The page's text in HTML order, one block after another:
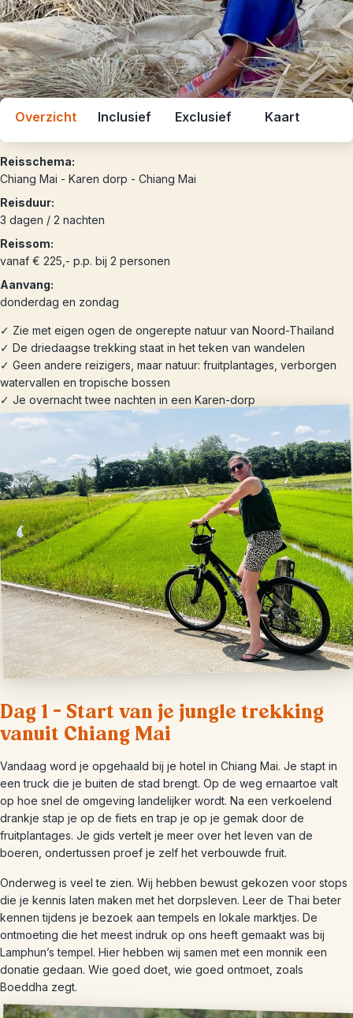
Overzicht Inclusief Exclusief Kaart
Reisschema:
Chiang Mai - Karen dorp - Chiang Mai
Reisduur:
3 dagen / 2 nachten
Reissom:
vanaf € 225,- p.p. bij 2 personen
Aanvang:
donderdag en zondag
✓ Zie met eigen ogen de ongerepte natuur van Noord-Thailand
✓ De driedaagse trekking staat in het teken van wandelen
✓ Geen andere reizigers, maar natuur: fruitplantages, verborgen
watervallen en tropische bossen
✓ Je overnacht twee nachten in een Karen-dorp
Dag 1 – Start van je jungle trekking
vanuit Chiang Mai
Vandaag word je opgehaald bij je hotel in Chiang Mai. Je stapt in
een truck die je buiten de stad brengt. Op de weg ernaartoe valt
op hoe snel de omgeving landelijker wordt. Na een verkoelend
drankje stap je op de fiets en trap je op je gemak door de
fruitplantages. Je gids vertelt je meer over het leven van de
boeren, ondertussen proef je zelf het verbouwde fruit.
Onderweg is veel te zien. Wij hebben bewust gekozen voor stops
die je kennis laten maken met het dorpsleven. Leer de Thai beter
kennen tijdens je bezoek aan tempels en lokale marktjes. De
ontmoeting die het meest indruk op ons heeft gemaakt was bij
Lamphun’s tempel. Hier hebben wij samen met een monnik een
donatie gedaan. Wie goed doet, wie goed ontmoet, zoals
Boeddha zegt.